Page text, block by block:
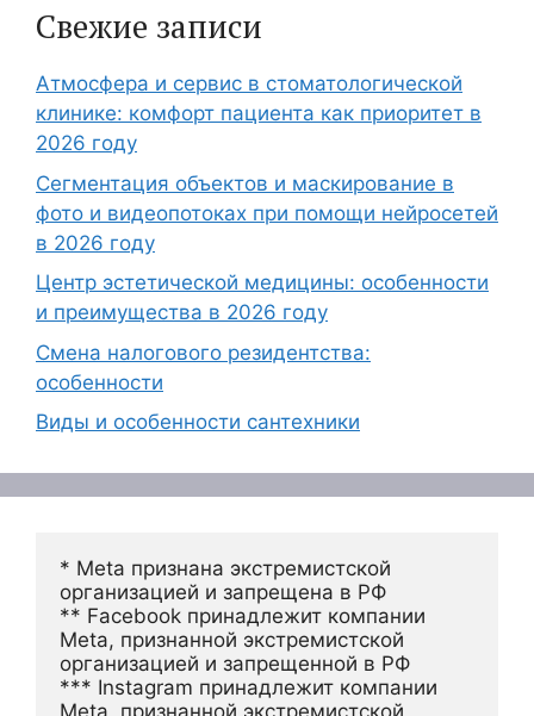
Свежие записи
Атмосфера и сервис в стоматологической
клинике: комфорт пациента как приоритет в
2026 году
Сегментация объектов и маскирование в
фото и видеопотоках при помощи нейросетей
в 2026 году
Центр эстетической медицины: особенности
и преимущества в 2026 году
Смена налогового резидентства:
особенности
Виды и особенности сантехники
* Meta признана экстремистской
организацией и запрещена в РФ
** Facebook принадлежит компании
Meta, признанной экстремистской
организацией и запрещенной в РФ
*** Instagram принадлежит компании
Meta, признанной экстремистской